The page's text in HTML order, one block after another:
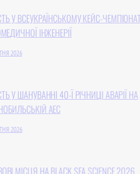
КЕЙС-ЧЕМПІОНАТІ
ІНЖЕНЕРІЇ
40-Ї РІЧНИЦІ АВАРІЇ НА
АЕС
НА BLACK SEA SCIENCE 2026